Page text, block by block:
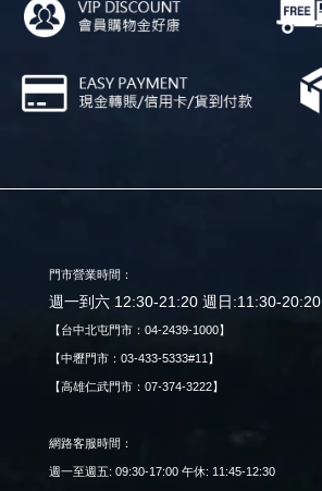
門市營業時間：
週一到六 12:30-21:20 週日:11:30-20:20
【台中北屯門市：04-2439-1000】
【中壢門市：03-433-5333#11】
【高雄仁武門市：07-374-3222】
網路客服時間：
週一至週五: 09:30-17:00 午休: 11:45-12:30